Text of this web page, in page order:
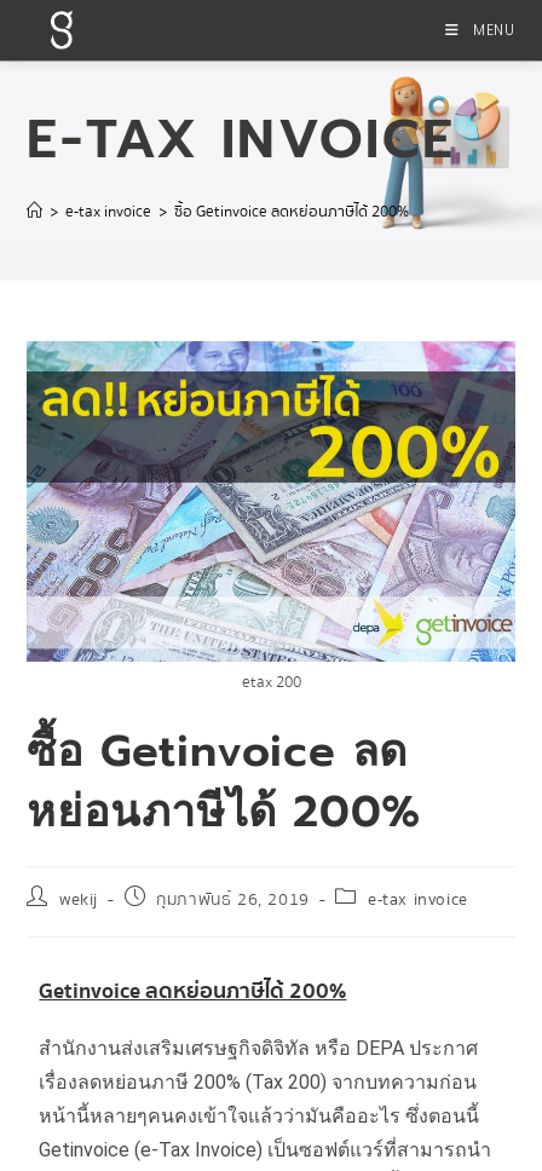
MENU
E-TAX INVOICE
> e-tax invoice > ซื้อ Getinvoice ลดหย่อนภาษีได้ 200%
etax 200
ซื้อ Getinvoice ลด
หย่อนภาษีได้ 200%
wekij กุมภาพันธ์ 26, 2019 e-tax invoice
Getinvoice ลดหย่อนภาษีได้ 200%
สำนักงานส่งเสริมเศรษฐกิจดิจิทัล หรือ DEPA ประกาศ
เรื่องลดหย่อนภาษี 200% (Tax 200) จากบทความก่อน
หน้านี้หลายๆคนคงเข้าใจแล้วว่ามันคืออะไร ซึ่งตอนนี้
Getinvoice (e-Tax Invoice) เป็นซอฟต์แวร์ที่สามารถนำ